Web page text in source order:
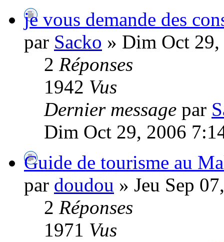
je vous demande des
par Sacko » Dim Oct
2 Réponses
1942 Vus
Dernier message par
Dim Oct 29, 2006
Guide de tourisme au
par doudou » Jeu Sep
2 Réponses
1971 Vus